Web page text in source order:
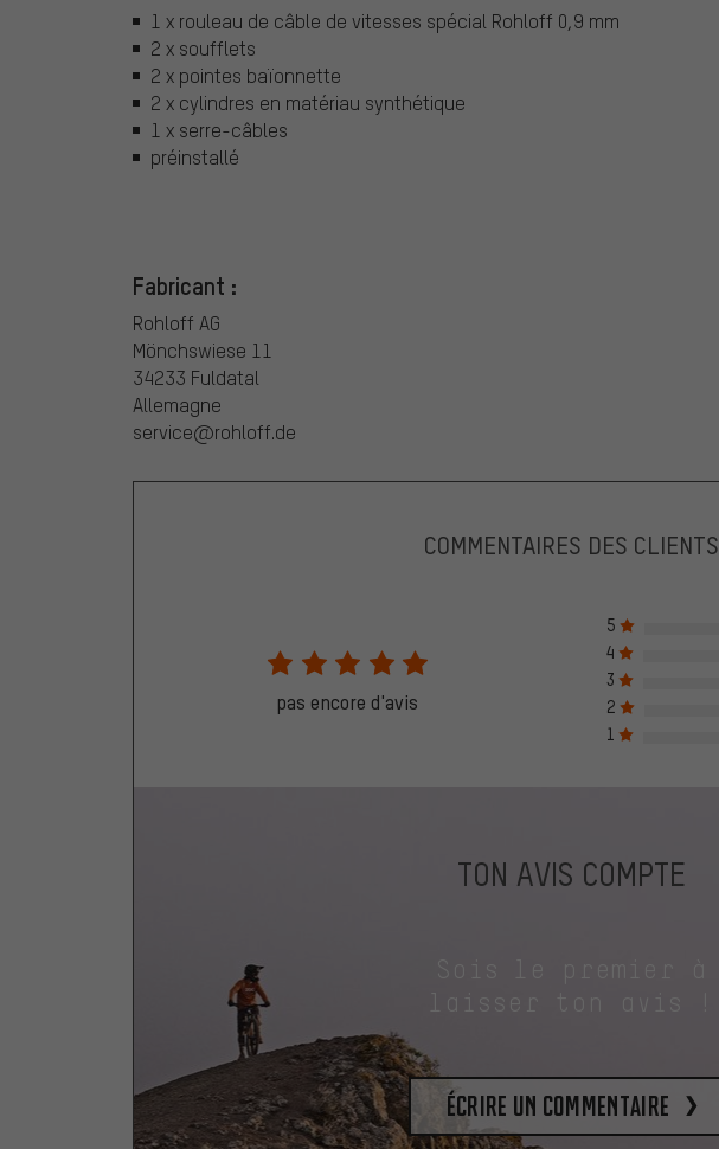
1 x rouleau de câble de vitesses spécial Rohloff 0,9 mm
2 x soufflets
2 x pointes baïonnette
2 x cylindres en matériau synthétique
1 x serre-câbles
préinstallé
Fabricant :
Rohloff AG
Mönchswiese 11
34233 Fuldatal
Allemagne
service@rohloff.de
COMMENTAIRES DES CLIENTS
pas encore d'avis
5
4
3
2
1
TON AVIS COMPTE
laisser ton avis !
Écrire un commentaire